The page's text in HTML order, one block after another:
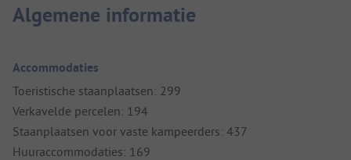
Algemene informatie
Accommodaties
Toeristische staanplaatsen: 299
Verkavelde percelen: 194
Staanplaatsen voor vaste kampeerders: 437
Huuraccommodaties: 169